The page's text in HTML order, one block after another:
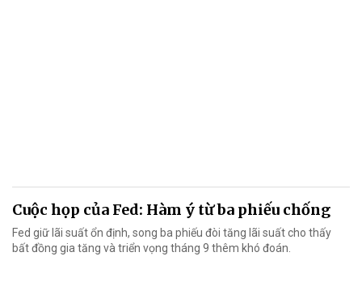
Cuộc họp của Fed: Hàm ý từ ba phiếu chống
Fed giữ lãi suất ổn định, song ba phiếu đòi tăng lãi suất cho thấy
bất đồng gia tăng và triển vọng tháng 9 thêm khó đoán.